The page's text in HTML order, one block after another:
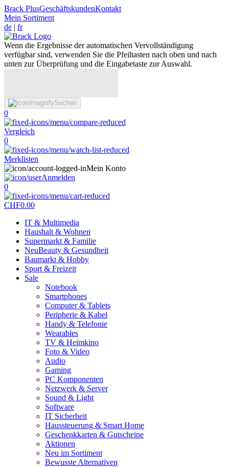
Brack PlusGeschäftskundenKontakt
Mein Sortiment
de | fr
Wenn die Ergebnisse der automatischen Vervollständigung
verfügbar sind, verwenden Sie die Pfeiltasten nach oben und nach
unten zur Überprüfung und die Eingabetaste zur Auswahl.
Suchen
0
Vergleich
0
Merklisten
Mein Konto
Anmelden
0
CHF0.00
IT & Multimedia
Haushalt & Wohnen
Supermarkt & Familie
NeuBeauty & Gesundheit
Baumarkt & Hobby
Sport & Freizeit
Sale
Notebook
Smartphones
Computer & Tablets
Peripherie & Kabel
Handy & Telefonie
Wearables
TV & Heimkino
Foto & Video
Audio
Gaming
PC Komponenten
Netzwerk & Server
Sound & Light
Software
IT Sicherheit
Haussteuerung & Smart Home
Geschenkkarten & Gutscheine
Aktionen
Neu im Sortiment
Bewusste Alternativen